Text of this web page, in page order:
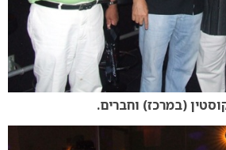
(במרכז) וחברים.